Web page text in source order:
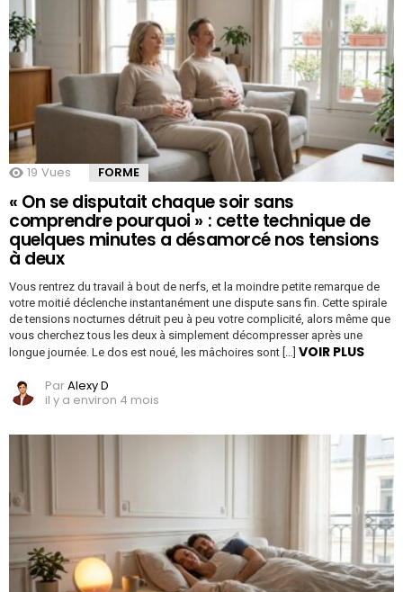
19 Vues FORME
« On se disputait chaque soir sans
comprendre pourquoi » : cette technique de
quelques minutes a désamorcé nos tensions
à deux
Vous rentrez du travail à bout de nerfs, et la moindre petite remarque de
votre moitié déclenche instantanément une dispute sans fin. Cette spirale
de tensions nocturnes détruit peu à peu votre complicité, alors même que
vous cherchez tous les deux à simplement décompresser après une
longue journée. Le dos est noué, les mâchoires sont […] VOIR PLUS
ParAlexy D
il y a environ 4 mois